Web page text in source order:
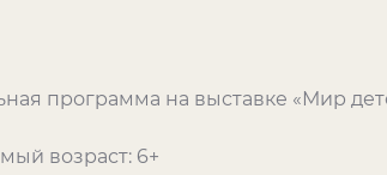
программа на выставке «Мир
возраст: 6+